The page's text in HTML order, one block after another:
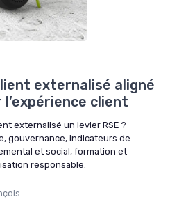
externalisé aligné
client
externalisé un levier RSE ?
gouvernance, indicateurs de
et social, formation et
responsable.